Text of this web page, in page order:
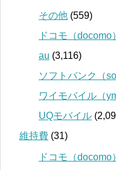
その他 (559)
ドコモ（docomo）
au (3,116)
ソフトバンク（
ワイモバイル（
UQモバイル
維持費 (31)
ドコモ（docomo）